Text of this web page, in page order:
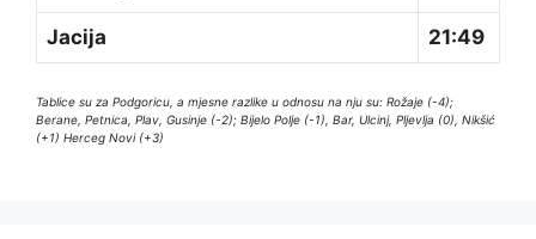
Jacija 21:49
Tablice su za Podgoricu, a mjesne razlike u odnosu na nju su: Rožaje (-4);
Berane, Petnica, Plav, Gusinje (-2); Bijelo Polje (-1), Bar, Ulcinj, Pljevlja (0), Nikšić
(+1) Herceg Novi (+3)